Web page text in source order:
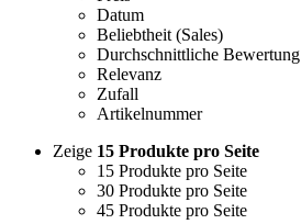
Datum
Beliebtheit (Sales)
Durchschnittliche Bewertung
Relevanz
Zufall
Artikelnummer
Zeige 15 Produkte pro Seite
15 Produkte pro Seite
30 Produkte pro Seite
45 Produkte pro Seite